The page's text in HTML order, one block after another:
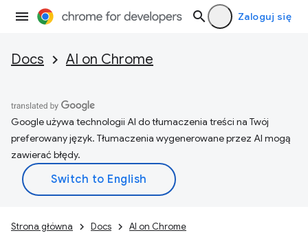
Zaloguj się
Docs AI on Chrome
Google używa technologii AI do tłumaczenia treści na Twój
preferowany język. Tłumaczenia wygenerowane przez AI mogą
zawierać błędy.
Strona główna Docs
AI on Chrome